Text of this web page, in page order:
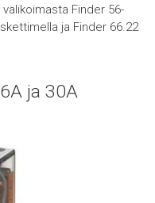
Finder 56-
ja Finder 66.22
ja 30A